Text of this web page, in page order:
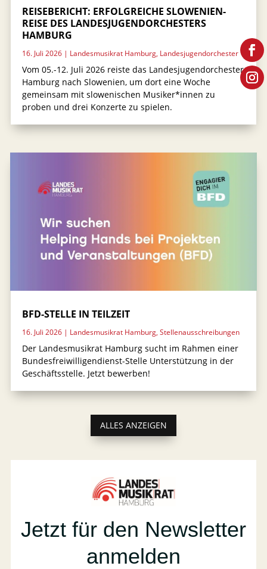
REISEBERICHT: ERFOLGREICHE SLOWENIEN-
REISE DES LANDESJUGENDORCHESTERS
HAMBURG
16. Juli 2026| Landesmusikrat Hamburg, Landesjugendorchester
Vom 05.-12. Juli 2026 reiste das Landesjugendorchester
Hamburg nach Slowenien, um dort eine Woche
gemeinsam mit slowenischen Musiker*innen zu
proben und drei Konzerte zu spielen.
BFD-STELLE IN TEILZEIT
16. Juli 2026| Landesmusikrat Hamburg, Stellenausschreibungen
Der Landesmusikrat Hamburg sucht im Rahmen einer
Bundesfreiwilligendienst-Stelle Unterstützung in der
Geschäftsstelle. Jetzt bewerben!
ALLES ANZEIGEN
Jetzt für den Newsletter
anmelden